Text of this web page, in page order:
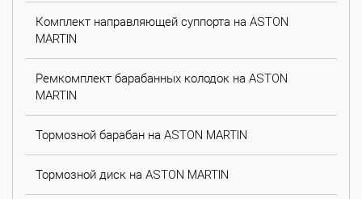
Комплект направляющей суппорта на ASTON
MARTIN
Ремкомплект барабанных колодок на ASTON
MARTIN
Тормозной барабан на ASTON MARTIN
Тормозной диск на ASTON MARTIN